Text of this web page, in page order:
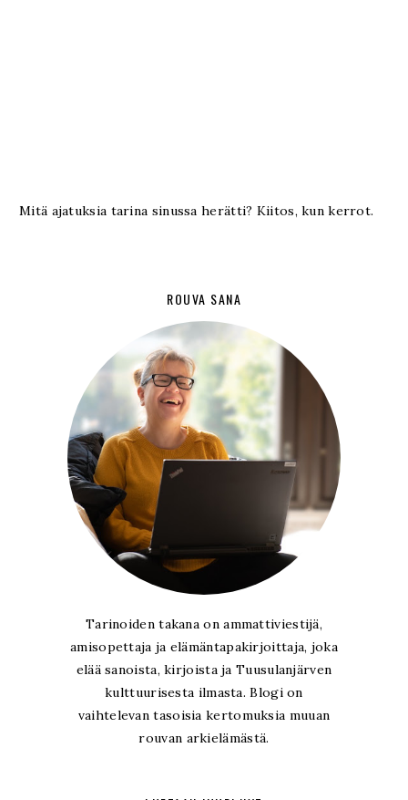
Mitä ajatuksia tarina sinussa herätti? Kiitos, kun kerrot.
ROUVA SANA
Tarinoiden takana on ammattiviestijä,
amisopettaja ja elämäntapakirjoittaja, joka
elää sanoista, kirjoista ja Tuusulanjärven
kulttuurisesta ilmasta. Blogi on
vaihtelevan tasoisia kertomuksia muuan
rouvan arkielämästä.